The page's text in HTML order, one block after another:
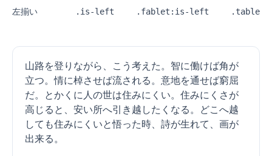
左揃い .is-left .fablet:is-left
山路を登りながら、こう考えた。智に働けば角が
立つ。情に棹させば流される。意地を通せば窮屈
だ。とかくに人の世は住みにくい。住みにくさが
高じると、安い所へ引き越したくなる。どこへ越
しても住みにくいと悟った時、詩が生れて、画が
出来る。